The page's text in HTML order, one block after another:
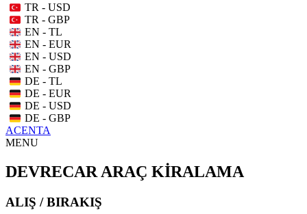
TR - USD
TR - GBP
EN - TL
EN - EUR
EN - USD
EN - GBP
DE - TL
DE - EUR
DE - USD
DE - GBP
ACENTA
MENU
DEVRECAR ARAÇ KİRALAMA
ALIŞ / BIRAKIŞ